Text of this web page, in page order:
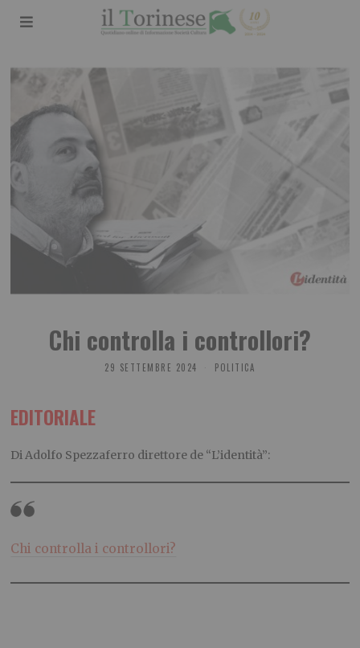
Chi controlla i controllori?
29 SETTEMBRE 2024 POLITICA
EDITORIALE
Di Adolfo Spezzaferro direttore de “L’identità”:
Chi controlla i controllori?